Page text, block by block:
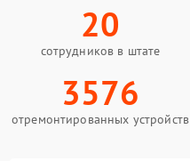
20
сотрудников в штате
3576
отремонтированных устройств